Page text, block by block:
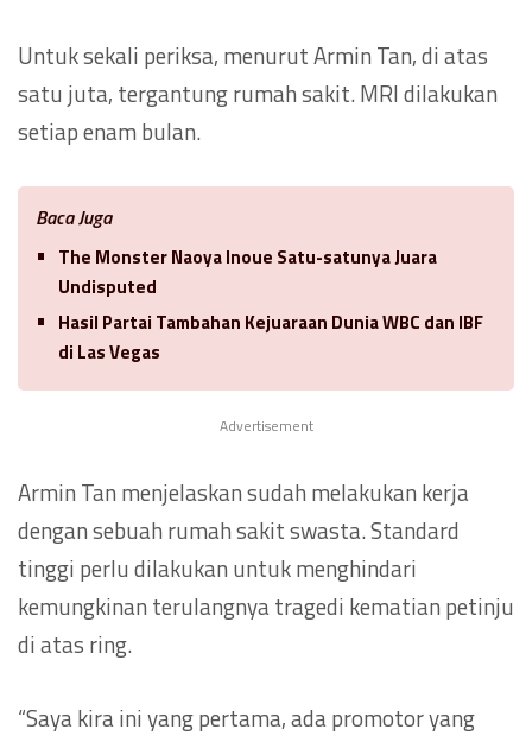
Untuk sekali periksa, menurut Armin Tan, di atas
satu juta, tergantung rumah sakit. MRI dilakukan
setiap enam bulan.
Baca Juga
The Monster Naoya Inoue Satu-satunya Juara
Undisputed
Hasil Partai Tambahan Kejuaraan Dunia WBC dan IBF
di Las Vegas
Advertisement
Armin Tan menjelaskan sudah melakukan kerja
dengan sebuah rumah sakit swasta. Standard
tinggi perlu dilakukan untuk menghindari
kemungkinan terulangnya tragedi kematian petinju
di atas ring.
“Saya kira ini yang pertama, ada promotor yang